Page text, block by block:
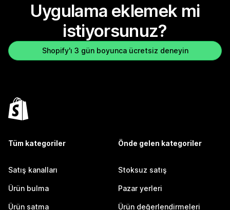
Uygulama eklemek mi
istiyorsunuz?
Shopify'ı 3 gün boyunca ücretsiz deneyin
Tüm kategoriler
Satış kanalları
Ürün bulma
Ürün satma
Önde gelen kategoriler
Stoksuz satış
Pazar yerleri
Ürün değerlendirmeleri